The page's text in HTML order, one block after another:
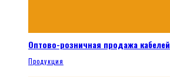
Оптово-розничная продажа кабелей
Продукция